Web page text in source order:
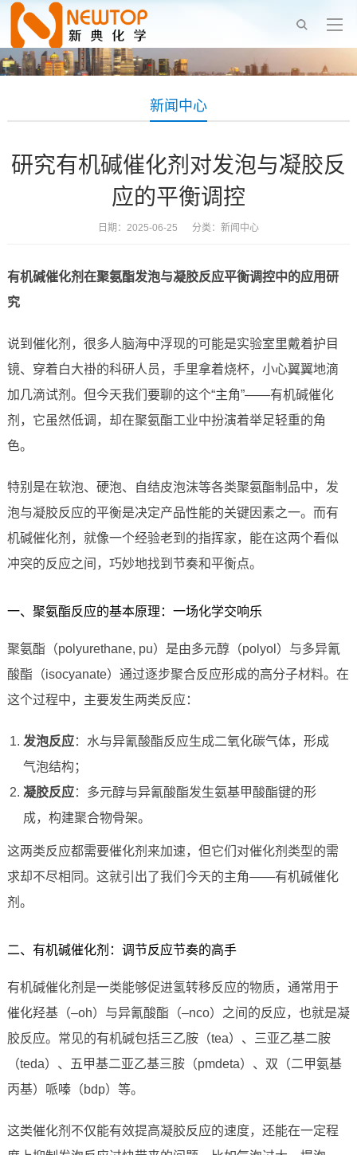
新闻中心
研究有机碱催化剂对发泡与凝胶反
应的平衡调控
日期：2025-06-25 分类： 新闻中心
有机碱催化剂在聚氨酯发泡与凝胶反应平衡调控中的应用研
究
说到催化剂，很多人脑海中浮现的可能是实验室里戴着护目
镜、穿着白大褂的科研人员，手里拿着烧杯，小心翼翼地滴
加几滴试剂。但今天我们要聊的这个“主角”——有机碱催化
剂，它虽然低调，却在聚氨酯工业中扮演着举足轻重的角
色。
特别是在软泡、硬泡、自结皮泡沫等各类聚氨酯制品中，发
泡与凝胶反应的平衡是决定产品性能的关键因素之一。而有
机碱催化剂，就像一个经验老到的指挥家，能在这两个看似
冲突的反应之间，巧妙地找到节奏和平衡点。
一、聚氨酯反应的基本原理：一场化学交响乐
聚氨酯（polyurethane, pu）是由多元醇（polyol）与多异氰
酸酯（isocyanate）通过逐步聚合反应形成的高分子材料。在
这个过程中，主要发生两类反应：
发泡反应：水与异氰酸酯反应生成二氧化碳气体，形成
气泡结构；
凝胶反应：多元醇与异氰酸酯发生氨基甲酸酯键的形
成，构建聚合物骨架。
这两类反应都需要催化剂来加速，但它们对催化剂类型的需
求却不尽相同。这就引出了我们今天的主角——有机碱催化
剂。
二、有机碱催化剂：调节反应节奏的高手
有机碱催化剂是一类能够促进氢转移反应的物质，通常用于
催化羟基（–oh）与异氰酸酯（–nco）之间的反应，也就是凝
胶反应。常见的有机碱包括三乙胺（tea）、三亚乙基二胺
（teda）、五甲基二亚乙基三胺（pmdeta）、双（二甲氨基
丙基）哌嗪（bdp）等。
这类催化剂不仅能有效提高凝胶反应的速度，还能在一定程